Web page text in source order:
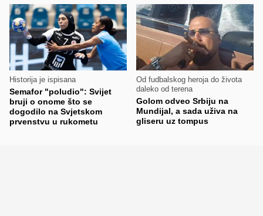
Historija je ispisana
Semafor "poludio": Svijet
bruji o onome što se
dogodilo na Svjetskom
prvenstvu u rukometu
Od fudbalskog heroja do života
daleko od terena
Golom odveo Srbiju na
Mundijal, a sada uživa na
gliseru uz tompus